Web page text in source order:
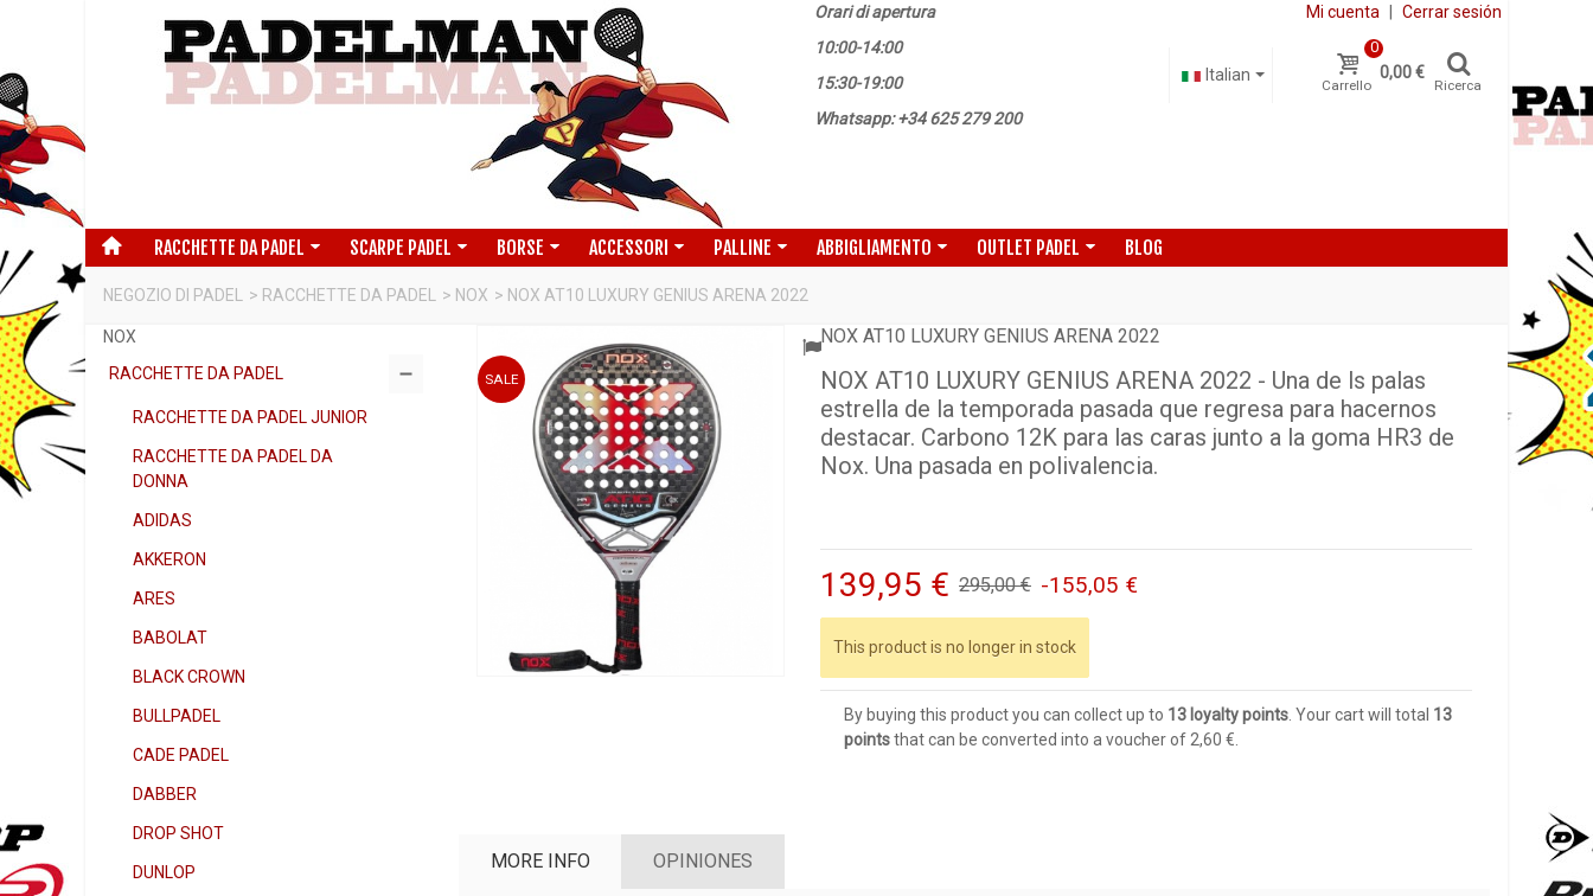
Orari di apertura
10:00-14:00
15:30-19:00
Whatsapp: +34 625 279 200
Mi cuenta Cerrar sesión
Carrello
0
0,00 €
Ricerca
Italian
RACCHETTE DA PADEL SCARPE PADEL BORSE ACCESSORI PALLINE ABBIGLIAMENTO OUTLET PADEL BLOG
NEGOZIO DI PADEL > RACCHETTE DA PADEL > NOX > NOX AT10 LUXURY GENIUS ARENA 2022
NOX
RACCHETTE DA PADEL
RACCHETTE DA PADEL JUNIOR
RACCHETTE DA PADEL DA
DONNA
ADIDAS
AKKERON
ARES
BABOLAT
BLACK CROWN
BULLPADEL
CADE PADEL
DABBER
DROP SHOT
DUNLOP
SALE
NOX AT10 LUXURY GENIUS ARENA 2022
NOX AT10 LUXURY GENIUS ARENA 2022 - Una de ls palas
estrella de la temporada pasada que regresa para hacernos
destacar. Carbono 12K para las caras junto a la goma HR3 de
Nox. Una pasada en polivalencia.
139,95 € 295,00 € -155,05 €
This product is no longer in stock
By buying this product you can collect up to 13loyalty points. Your cart will total 13
pointsthat can be converted into a voucher of 2,60 €
MORE INFO OPINIONES